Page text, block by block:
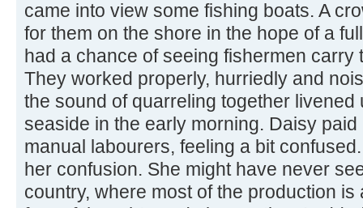
came into view some fishing boats. A
for them on the shore in the hope of a
had a chance of seeing fishermen carry
They worked properly, hurriedly and
the sound of quarreling together livened
seaside in the early morning. Daisy
manual labourers, feeling a bit
her confusion. She might have never
country, where most of the production